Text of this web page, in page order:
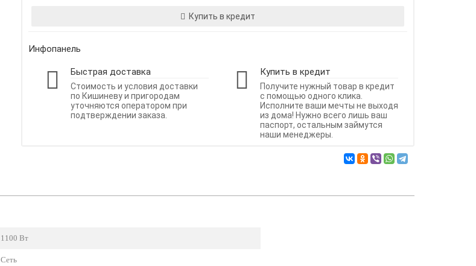
Купить в кредит
Инфопанель
Быстрая доставка
Стоимость и условия доставки
по Кишиневу и пригородам
уточняются оператором при
подтверждении заказа.
Купить в кредит
Получите нужный товар в кредит
с помощью одного клика.
Исполните ваши мечты не выходя
из дома! Нужно всего лишь ваш
паспорт, остальным займутся
наши менеджеры.
1100 Вт
Сеть